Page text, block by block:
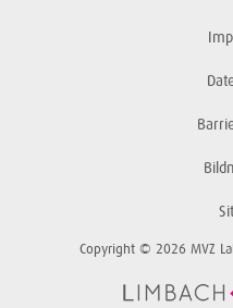
Copyright © 2026 MVZ